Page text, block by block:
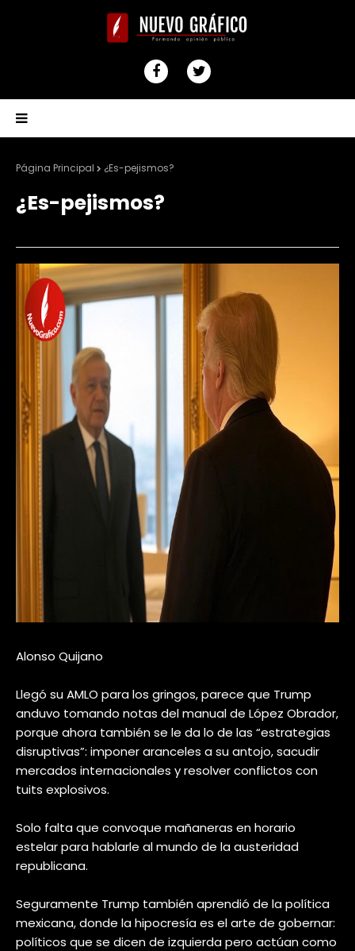
Página Principal ¿Es-pejismos?
¿Es-pejismos?
Alonso Quijano
Llegó su AMLO para los gringos, parece que Trump
anduvo tomando notas del manual de López Obrador,
porque ahora también se le da lo de las “estrategias
disruptivas”: imponer aranceles a su antojo, sacudir
mercados internacionales y resolver conflictos con
tuits explosivos.
Solo falta que convoque mañaneras en horario
estelar para hablarle al mundo de la austeridad
republicana.
Seguramente Trump también aprendió de la política
mexicana, donde la hipocresía es el arte de gobernar:
políticos que se dicen de izquierda pero actúan como